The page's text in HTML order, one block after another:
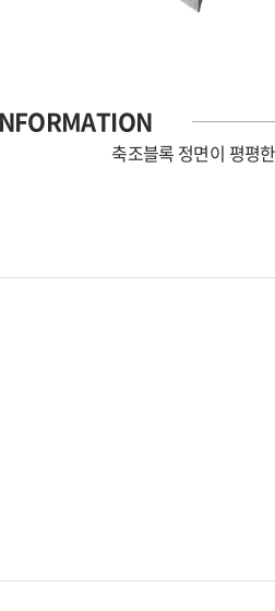
축조블록 정면이 평평